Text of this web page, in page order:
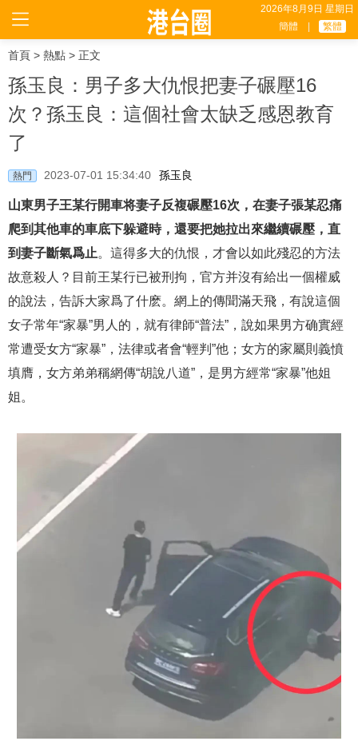
2026年8月9日 星期日
簡體
繁體
首頁 > 熱點 > 正文
孫玉良：男子多大仇恨把妻子碾壓16
次？孫玉良：這個社會太缺乏感恩教育
了
熱門 2023-07-01 15:34:40 孫玉良
山東男子王某行開車将妻子反複碾壓16次，在妻子張某忍痛
爬到其他車的車底下躲避時，還要把她拉出來繼續碾壓，直
到妻子斷氣爲止。這得多大的仇恨，才會以如此殘忍的方法
故意殺人？目前王某行已被刑拘，官方并沒有給出一個權威
的說法，告訴大家爲了什麽。網上的傳聞滿天飛，有說這個
女子常年“家暴”男人的，就有律師“普法”，說如果男方确實經
常遭受女方“家暴”，法律或者會“輕判”他；女方的家屬則義憤
填膺，女方弟弟稱網傳“胡說八道”，是男方經常“家暴”他姐
姐。